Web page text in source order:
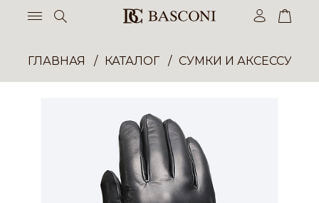
ГЛАВНАЯ КАТАЛОГ СУМКИ И